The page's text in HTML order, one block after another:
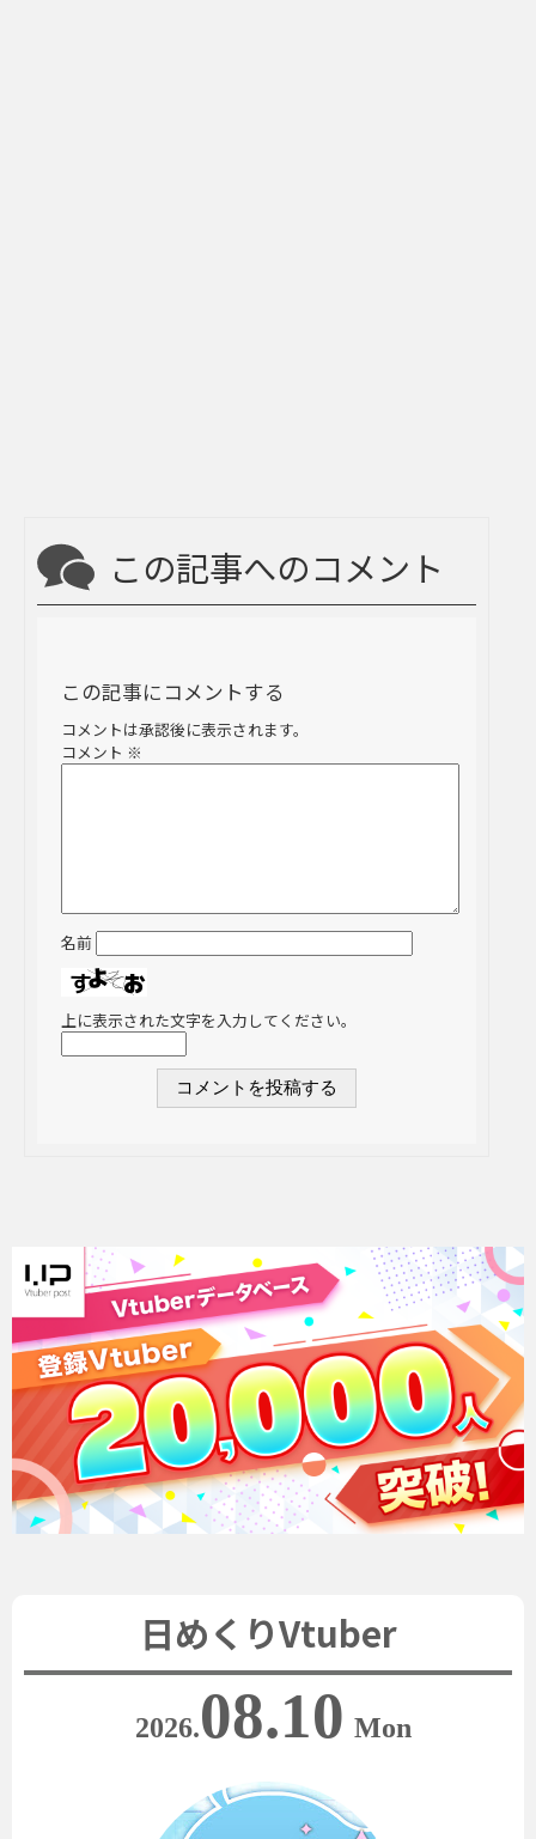
この記事へのコメント
この記事にコメントする
コメントは承認後に表示されます。
コメント ※
名前
上に表示された文字を入力してください。
日めくりVtuber
2026.08.10 Mon